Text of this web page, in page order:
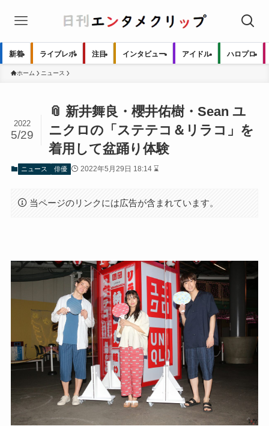
新着 ライブレポ 注目 インタビュー アイドル ハロプロ
ホーム ニュース
📎 新井舞良・櫻井佑樹・Sean ユ
ニクロの「ステテコ＆リラコ」を
着用して盆踊り体験
2022
5/29
ニュース 俳優 2022年5月29日 18:14 ⌛
当ページのリンクには広告が含まれています。